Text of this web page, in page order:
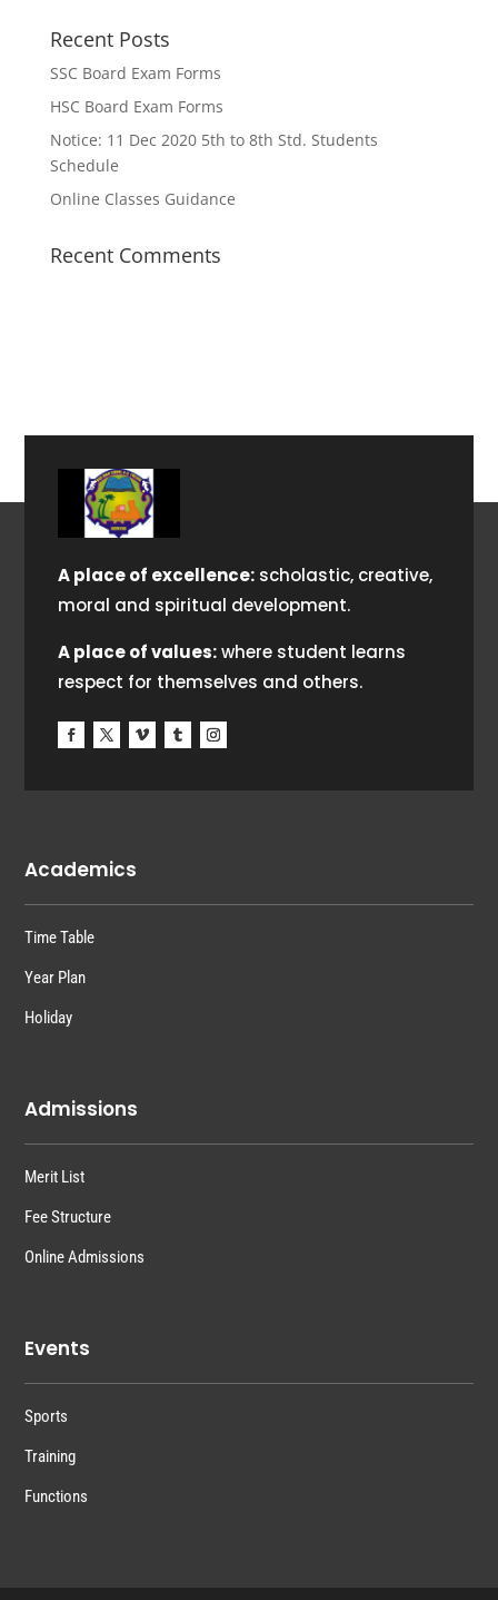
Recent Posts
SSC Board Exam Forms
HSC Board Exam Forms
Notice: 11 Dec 2020 5th to 8th Std. Students
Schedule
Online Classes Guidance
Recent Comments
A place of excellence: scholastic, creative,
moral and spiritual development.
A place of values:where student learns
respect for themselves and others.
Academics
Time Table
Year Plan
Holiday
Admissions
Merit List
Fee Structure
Online Admissions
Events
Sports
Training
Functions